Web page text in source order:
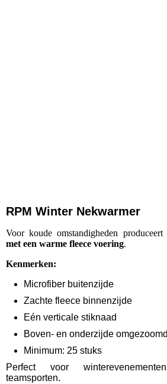
RPM Winter Nekwarmer
Voor koude omstandigheden
met een warme fleece voering.
Kenmerken:
Microfiber buitenzijde
Zachte fleece binnenzijde
Eén verticale stiknaad
Boven- en onderzijde omgezoomd
Minimum: 25 stuks
Perfect voor
teamsporten.